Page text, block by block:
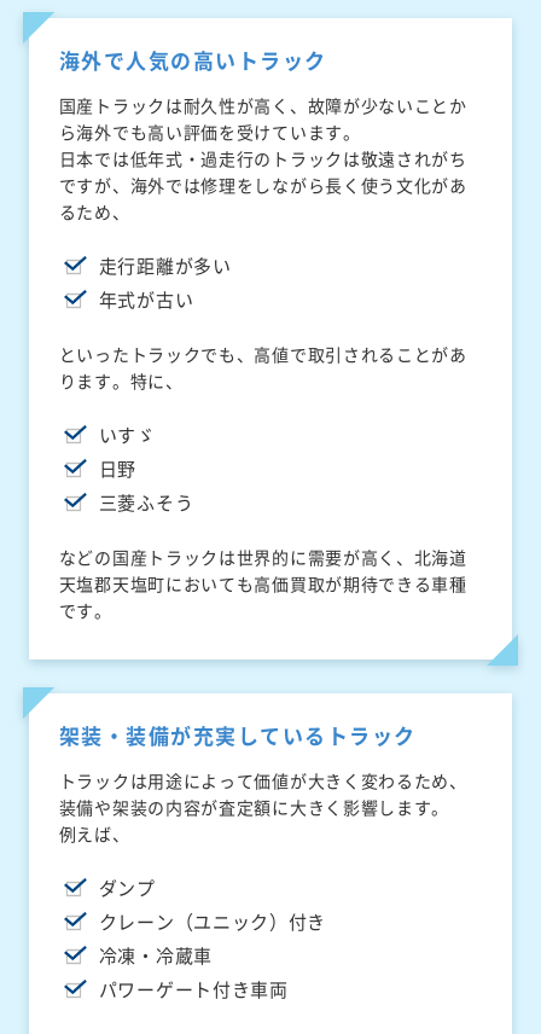
海外で人気の高いトラック
国産トラックは耐久性が高く、故障が少ないことか
ら海外でも高い評価を受けています。
日本では低年式・過走行のトラックは敬遠されがち
ですが、海外では修理をしながら長く使う文化があ
るため、
走行距離が多い
年式が古い
といったトラックでも、高値で取引されることがあ
ります。特に、
いすゞ
日野
三菱ふそう
などの国産トラックは世界的に需要が高く、北海道
天塩郡天塩町においても高価買取が期待できる車種
です。
架装・装備が充実しているトラック
トラックは用途によって価値が大きく変わるため、
装備や架装の内容が査定額に大きく影響します。
例えば、
ダンプ
クレーン（ユニック）付き
冷凍・冷蔵車
パワーゲート付き車両